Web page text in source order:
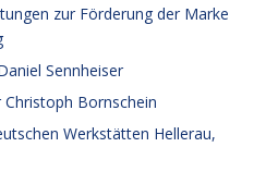
zur Förderung der Marke
Sennheiser
Bornschein
Werkstätten Hellerau,